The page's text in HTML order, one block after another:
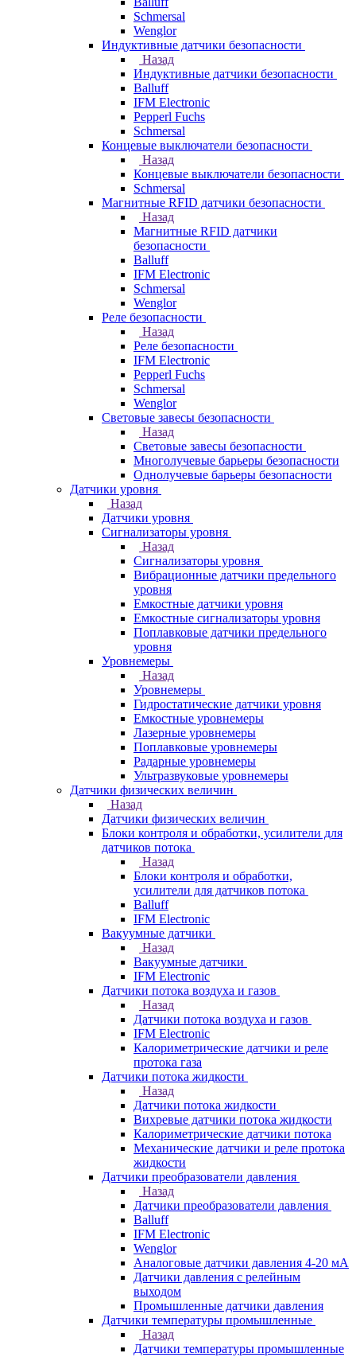
Schmersal
Wenglor
Индуктивные датчики безопасности
Назад
Индуктивные датчики безопасности
Balluff
IFM Electronic
Pepperl Fuchs
Schmersal
Концевые выключатели безопасности
Назад
Концевые выключатели безопасности
Schmersal
Магнитные RFID датчики безопасности
Назад
Магнитные RFID датчики
безопасности
Balluff
IFM Electronic
Schmersal
Wenglor
Реле безопасности
Назад
Реле безопасности
IFM Electronic
Pepperl Fuchs
Schmersal
Wenglor
Световые завесы безопасности
Назад
Световые завесы безопасности
Многолучевые барьеры безопасности
Однолучевые барьеры безопасности
Датчики уровня
Назад
Датчики уровня
Сигнализаторы уровня
Назад
Сигнализаторы уровня
Вибрационные датчики предельного
уровня
Емкостные датчики уровня
Емкостные сигнализаторы уровня
Поплавковые датчики предельного
уровня
Уровнемеры
Назад
Уровнемеры
Гидростатические датчики уровня
Емкостные уровнемеры
Лазерные уровнемеры
Поплавковые уровнемеры
Радарные уровнемеры
Ультразвуковые уровнемеры
Датчики физических величин
Назад
Датчики физических величин
Блоки контроля и обработки, усилители для
датчиков потока
Назад
Блоки контроля и обработки,
усилители для датчиков потока
Balluff
IFM Electronic
Вакуумные датчики
Назад
Вакуумные датчики
IFM Electronic
Датчики потока воздуха и газов
Назад
Датчики потока воздуха и газов
IFM Electronic
Калориметрические датчики и реле
протока газа
Датчики потока жидкости
Назад
Датчики потока жидкости
Вихревые датчики потока жидкости
Калориметрические датчики потока
Механические датчики и реле протока
жидкости
Датчики преобразователи давления
Назад
Датчики преобразователи давления
Balluff
IFM Electronic
Wenglor
Аналоговые датчики давления 4-20 мА
Датчики давления с релейным
выходом
Промышленные датчики давления
Датчики температуры промышленные
Назад
Датчики температуры промышленные